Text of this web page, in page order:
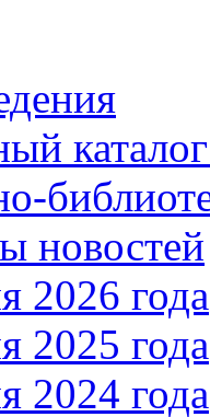
2026 года
2025 года
2024 года